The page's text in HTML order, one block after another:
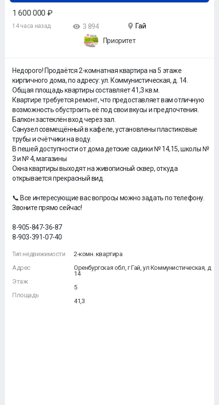
1 600 000 ₽
14 часа назад 3 894
Гай
Приоритет
Недорого! Продаётся 2-комнатная квартира на 5 этаже
кирпичного дома, по адресу: ул. Коммунистическая, д. 14.
Общая площадь квартиры составляет 41,3 кв.м.
Квартире требуется ремонт, что предоставляет вам отличную
возможность обустроить её под свои вкусы и предпочтения.
Балкон застеклён вход через зал.
Санузел совмещённый в кафеле, установлены пластиковые
трубы и счётчики на воду.
В пешей доступности от дома детские садики № 14,15, школы №
3 и № 4, магазины
Окна квартиры выходят на живописный сквер, откуда
открывается прекрасный вид.
📞 Все интересующие вас вопросы можно задать по телефону.
Звоните прямо сейчас!
8-905-847-36-87
8-903-391-07-40
Тип недвижимости
Адрес
Этаж
Площадь
2-комн. квартира
Оренбургская обл, г Гай, ул Коммунистическая, д
14
5
41,3